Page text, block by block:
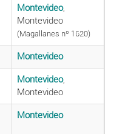
Montevideo,
Montevideo
(Magallanes nº 1620)
Montevideo
Montevideo,
Montevideo
Montevideo